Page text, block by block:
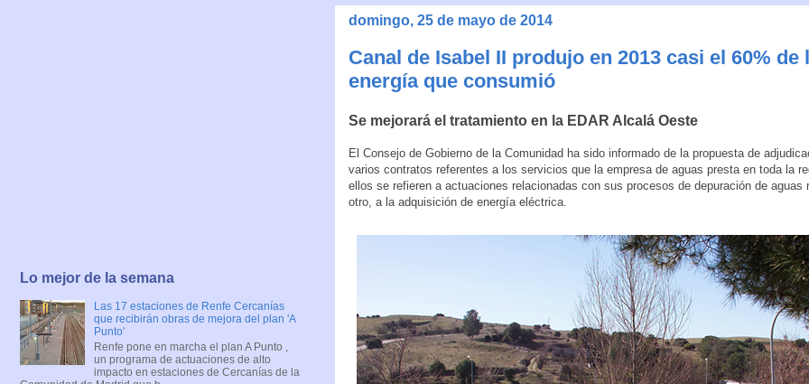
domingo, 25 de mayo de 2014
Canal de Isabel II produjo en 2013 casi el 60% de
energía que consumió
Se mejorará el tratamiento en la EDAR Alcalá Oeste
El Consejo de Gobierno de la Comunidad ha sido informado de la propuesta de
varios contratos referentes a los servicios que la empresa de aguas presta en toda la
ellos se refieren a actuaciones relacionadas con sus procesos de depuración de aguas
otro, a la adquisición de energía eléctrica.
Lo mejor de la semana
Las 17 estaciones de Renfe Cercanías
que recibirán obras de mejora del plan 'A
Punto'
Renfe pone en marcha el plan A Punto ,
un programa de actuaciones de alto
impacto en estaciones de Cercanías de la